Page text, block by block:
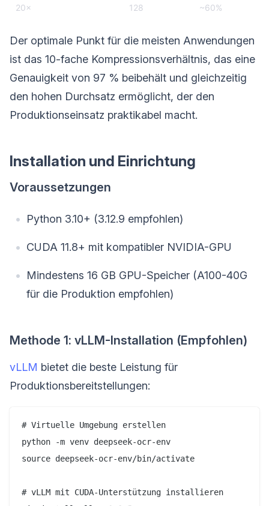
20× 128 ~60%
Der optimale Punkt für die meisten Anwendungen
ist das 10-fache Kompressionsverhältnis, das eine
Genauigkeit von 97 % beibehält und gleichzeitig
den hohen Durchsatz ermöglicht, der den
Produktionseinsatz praktikabel macht.
Installation und Einrichtung
Voraussetzungen
Python 3.10+ (3.12.9 empfohlen)
CUDA 11.8+ mit kompatibler NVIDIA-GPU
Mindestens 16 GB GPU-Speicher (A100-40G
für die Produktion empfohlen)
Methode 1: vLLM-Installation (Empfohlen)
vLLM bietet die beste Leistung für
Produktionsbereitstellungen:
# Virtuelle Umgebung erstellen
python -m venv deepseek-ocr-env
source deepseek-ocr-env/bin/activate
# vLLM mit CUDA-Unterstützung installieren